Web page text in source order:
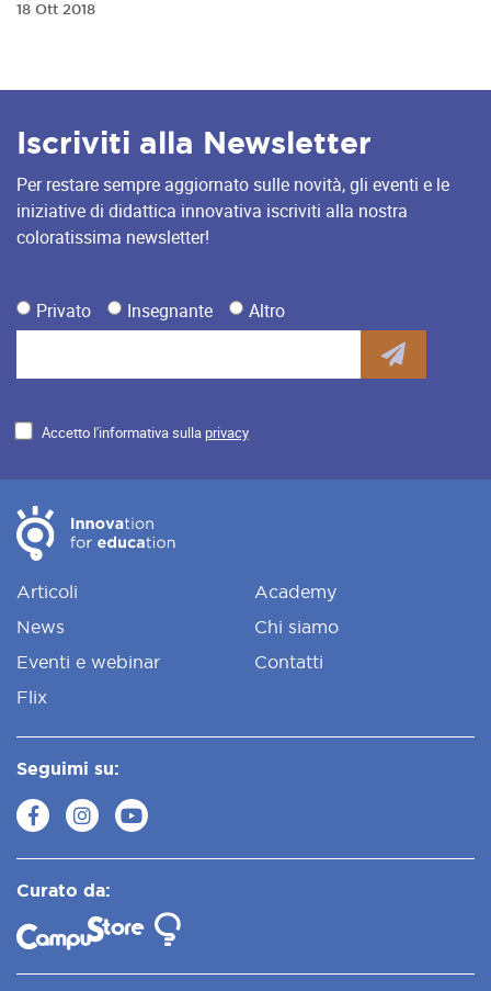
18 Ott 2018
Iscriviti alla Newsletter
Per restare sempre aggiornato sulle novità, gli eventi e le
iniziative di didattica innovativa iscriviti alla nostra
coloratissima newsletter!
Privato Insegnante Altro
Accetto l'informativa sulla privacy
Articoli
News
Eventi e webinar
Flix
Academy
Chi siamo
Contatti
Seguimi su:
Curato da: